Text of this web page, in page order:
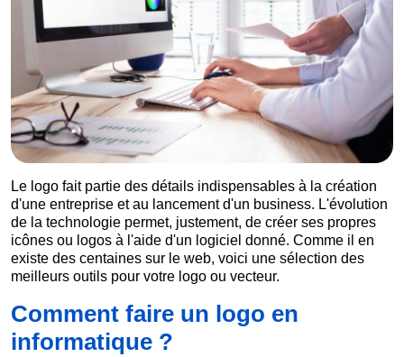
Le logo fait partie des détails indispensables à la création
d'une entreprise et au lancement d'un business. L'évolution
de la technologie permet, justement, de créer ses propres
icônes ou logos à l'aide d'un logiciel donné. Comme il en
existe des centaines sur le web, voici une sélection des
meilleurs outils pour votre logo ou vecteur.
Comment faire un logo en
informatique ?